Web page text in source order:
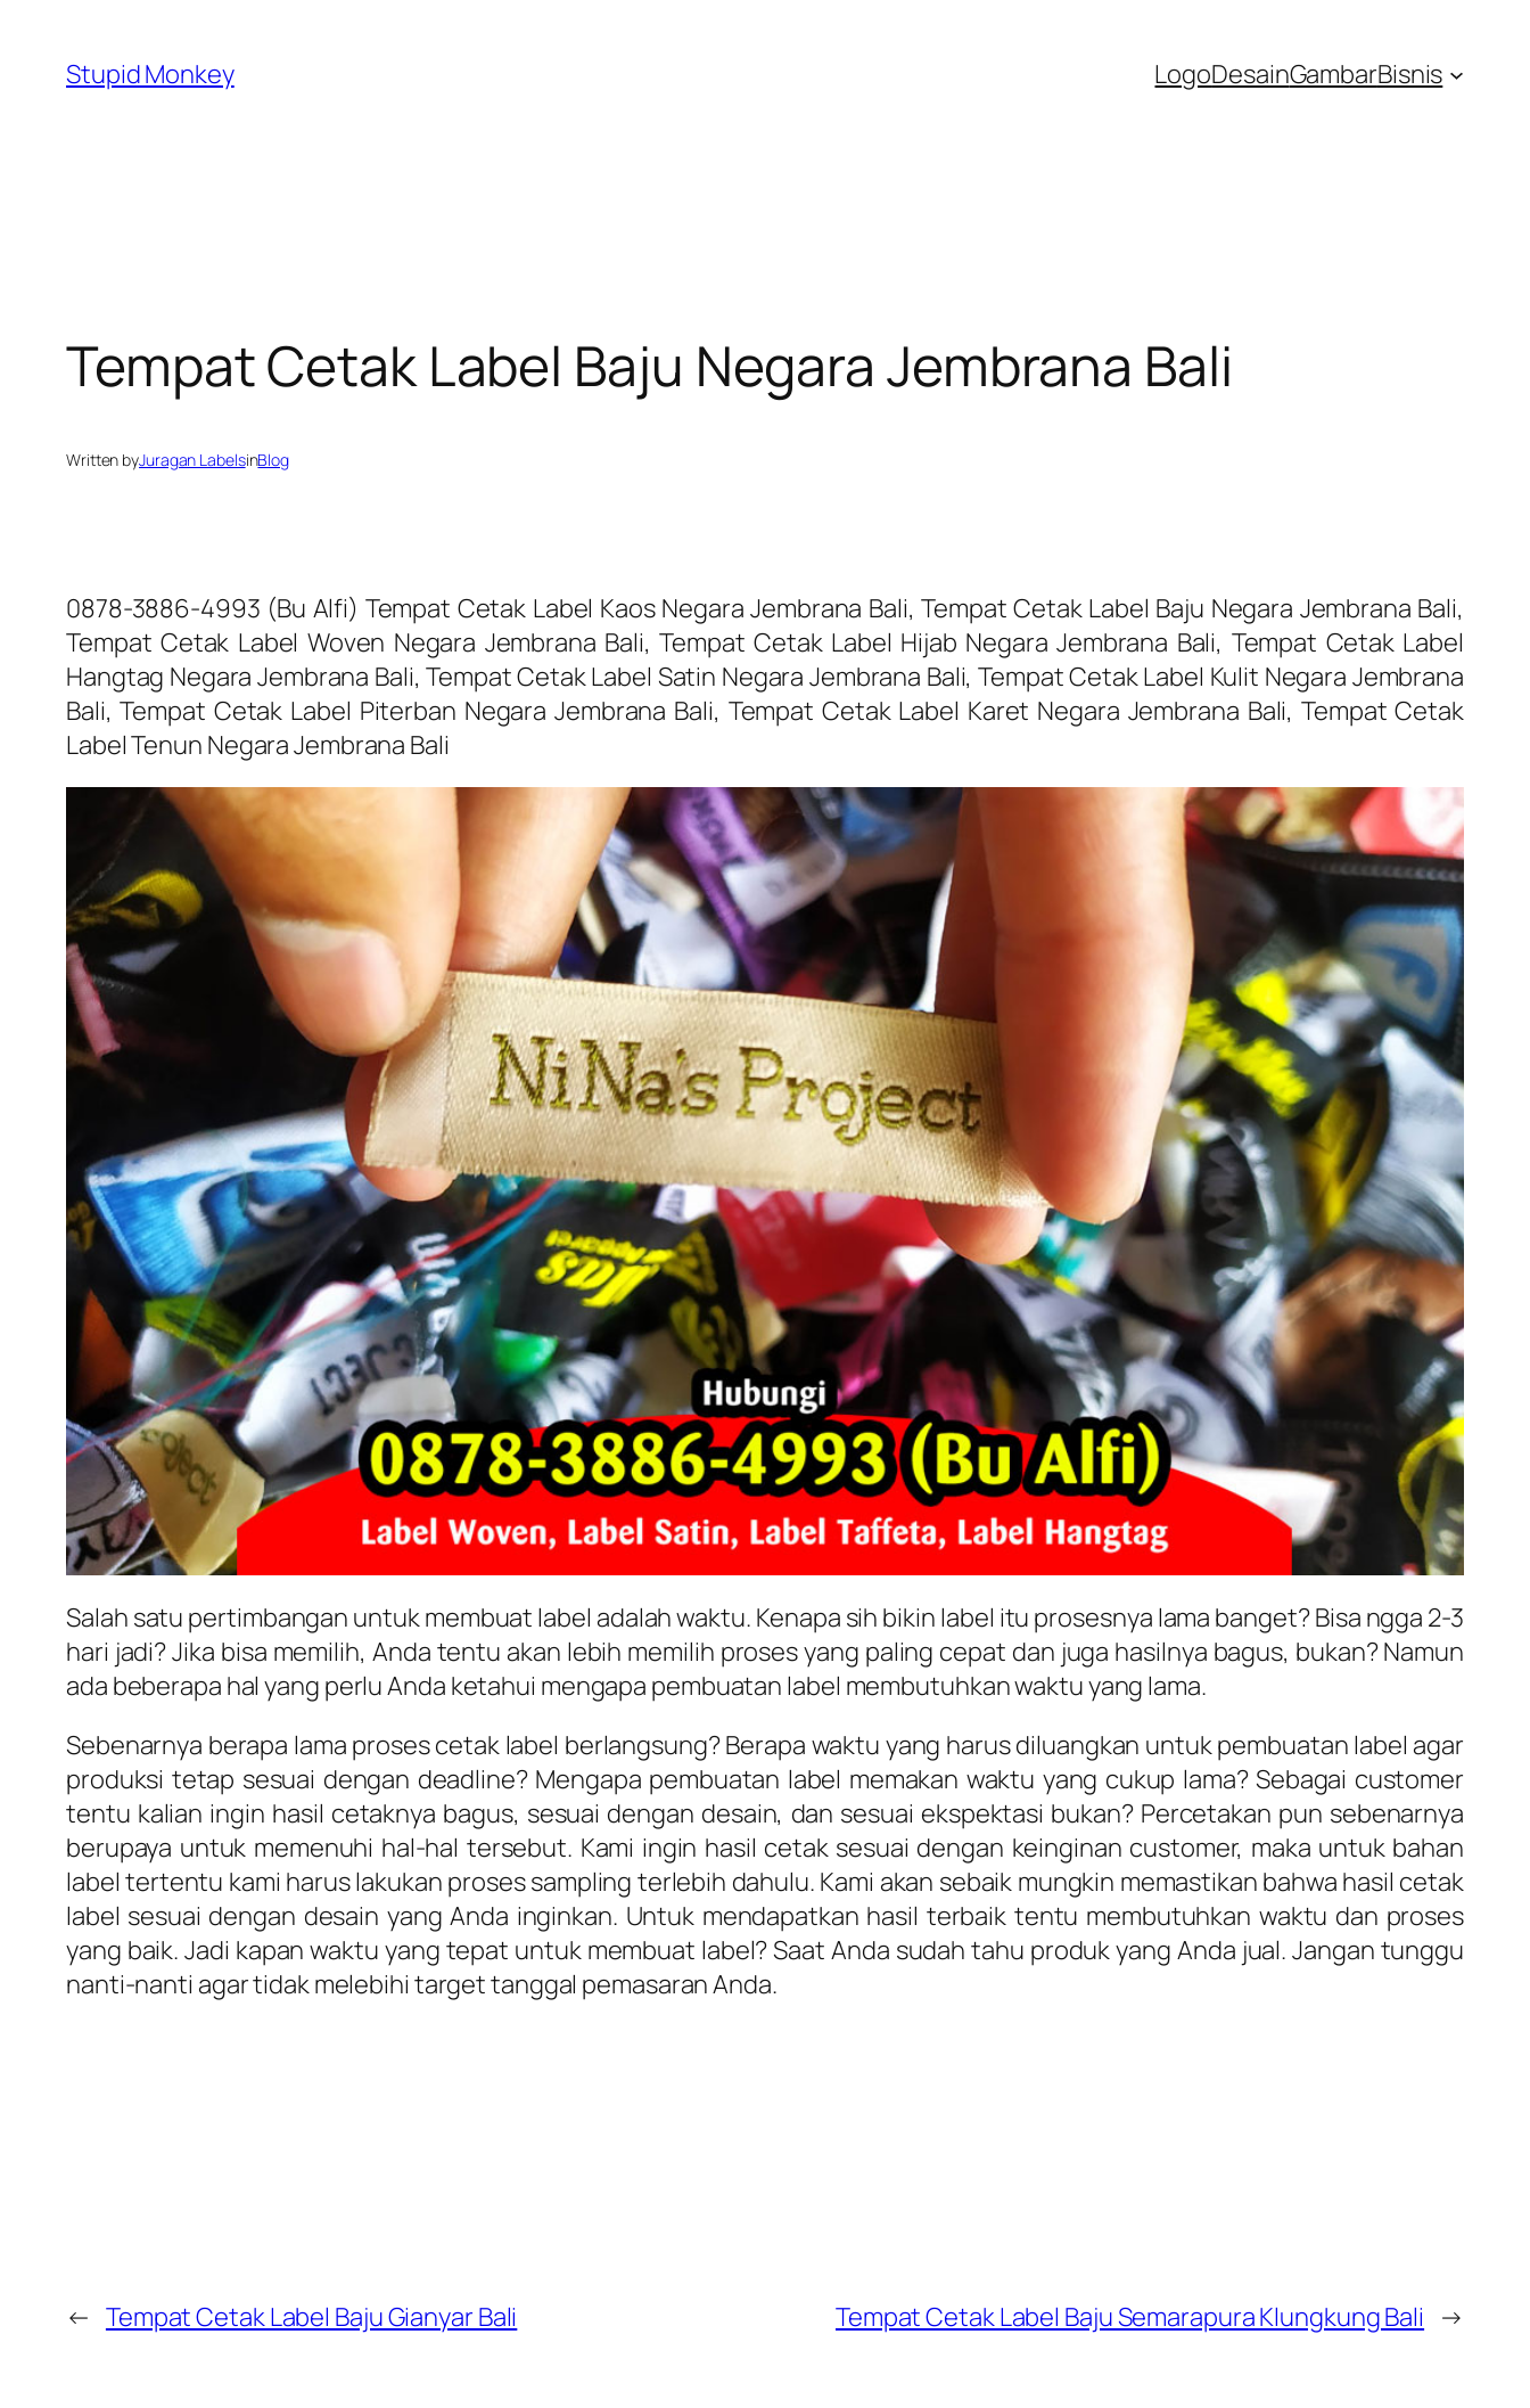
content
Stupid Monkey LogoDesainGambarBisnis
Tempat Cetak Label Baju Negara Jembrana Bali
Written byJuragan LabelsinBlog
0878-3886-4993 (Bu Alfi) Tempat Cetak Label Kaos Negara Jembrana Bali, Tempat Cetak Label Baju Negara Jembrana Bali,
Tempat Cetak Label Woven Negara Jembrana Bali, Tempat Cetak Label Hijab Negara Jembrana Bali, Tempat Cetak Label
Hangtag Negara Jembrana Bali, Tempat Cetak Label Satin Negara Jembrana Bali, Tempat Cetak Label Kulit Negara Jembrana
Bali, Tempat Cetak Label Piterban Negara Jembrana Bali, Tempat Cetak Label Karet Negara Jembrana Bali, Tempat Cetak
Label Tenun Negara Jembrana Bali
Salah satu pertimbangan untuk membuat label adalah waktu. Kenapa sih bikin label itu prosesnya lama banget? Bisa ngga 2-3
hari jadi? Jika bisa memilih, Anda tentu akan lebih memilih proses yang paling cepat dan juga hasilnya bagus, bukan? Namun
ada beberapa hal yang perlu Anda ketahui mengapa pembuatan label membutuhkan waktu yang lama.
Sebenarnya berapa lama proses cetak label berlangsung? Berapa waktu yang harus diluangkan untuk pembuatan label agar
produksi tetap sesuai dengan deadline? Mengapa pembuatan label memakan waktu yang cukup lama? Sebagai customer
tentu kalian ingin hasil cetaknya bagus, sesuai dengan desain, dan sesuai ekspektasi bukan? Percetakan pun sebenarnya
berupaya untuk memenuhi hal-hal tersebut. Kami ingin hasil cetak sesuai dengan keinginan customer, maka untuk bahan
label tertentu kami harus lakukan proses sampling terlebih dahulu. Kami akan sebaik mungkin memastikan bahwa hasil cetak
label sesuai dengan desain yang Anda inginkan. Untuk mendapatkan hasil terbaik tentu membutuhkan waktu dan proses
yang baik. Jadi kapan waktu yang tepat untuk membuat label? Saat Anda sudah tahu produk yang Anda jual. Jangan tunggu
nanti-nanti agar tidak melebihi target tanggal pemasaran Anda.
← Tempat Cetak Label Baju Gianyar Bali Tempat Cetak Label Baju Semarapura Klungkung Bali →